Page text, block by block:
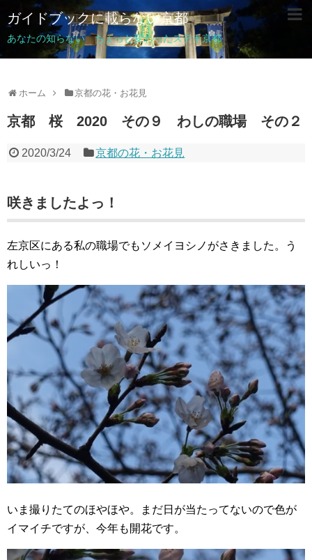
ガイドブックに載らない京都
あなたの知らない ちょっと変わったステキ京都
ホーム 京都の花・お花見
京都 桜 2020 その９ わしの職場 その２
2020/3/24 京都の花・お花見
咲きましたよっ！
左京区にある私の職場でもソメイヨシノがさきました。う
れしいっ！
いま撮りたてのほやほや。まだ日が当たってないので色が
イマイチですが、今年も開花です。